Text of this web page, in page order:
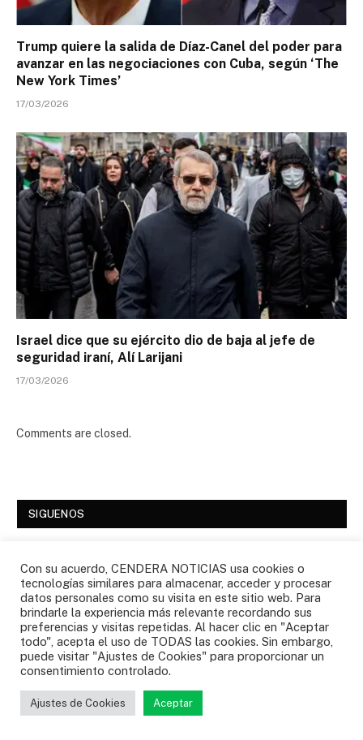
Trump quiere la salida de Díaz-Canel del poder para
avanzar en las negociaciones con Cuba, según ‘The
New York Times’
17/03/2026
Israel dice que su ejército dio de baja al jefe de
seguridad iraní, Alí Larijani
17/03/2026
Comments are closed.
SIGUENOS
Facebook Twitter
Instagram YouTube
WhatsApp
Con su acuerdo, CENDERA NOTICIAS usa cookies o
tecnologías similares para almacenar, acceder y procesar
datos personales como su visita en este sitio web. Para
brindarle la experiencia más relevante recordando sus
preferencias y visitas repetidas. Al hacer clic en "Aceptar
todo", acepta el uso de TODAS las cookies. Sin embargo,
puede visitar "Ajustes de Cookies" para proporcionar un
consentimiento controlado.
Ajustes de Cookies Aceptar